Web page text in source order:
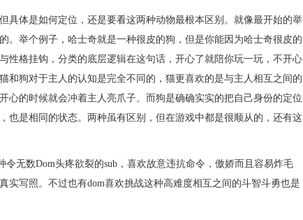
具体是如何定位，还是要看这两种动物最根本区别。就像最开始的举
。举个例子，哈士奇就是一种很皮的狗，但是你能因为哈士奇很皮的
性格挂钩，分类的底层逻辑在这句话，开心了就陪你玩一玩，不开心
和狗对于主人的认知是完全不同的，猫更喜欢的是与主人相互之间的
心的时候就会冲着主人亮爪子。而狗是确确实实的把自己身份的定位
也是相同的状态。两种虽有区别，但在游戏中都是很顺从的，还有这
无数Dom头疼欲裂的sub，喜欢故意违抗命令，傲娇而且容易炸毛
实写照。不过也有dom喜欢挑战这种高难度相互之间的斗智斗勇也是